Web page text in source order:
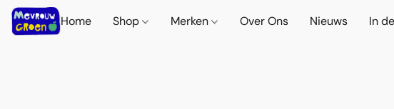
Home Shop Merken Over Ons Nieuws In